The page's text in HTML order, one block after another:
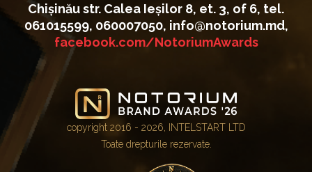
Chișinău str. Calea Ieșilor 8, et. 3, of 6, tel.
061015599, 060007050, info@notorium.md,
facebook.com/NotoriumAwards
copyright 2016 - 2026, INTELSTART LTD
Toate drepturile rezervate.